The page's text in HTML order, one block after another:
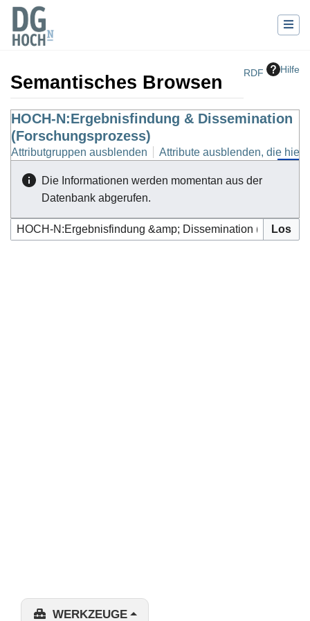
RDF Hilfe
Semantisches Browsen
Wechseln zu:Navigation,Suche
HOCH-N:Ergebnisfindung & Dissemination
(Forschungsprozess)
Attributgruppen ausblenden Attribute ausblenden, die
Die Informationen werden momentan aus der
Datenbank abgerufen.
WERKZEUGE